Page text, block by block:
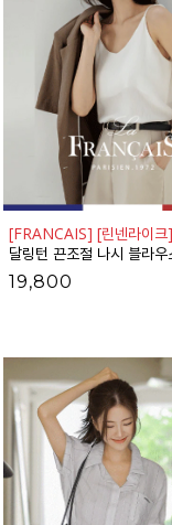
[FRANCAIS] [린넨라이크]
달링턴 끈조절 나시 블라우스
19,800